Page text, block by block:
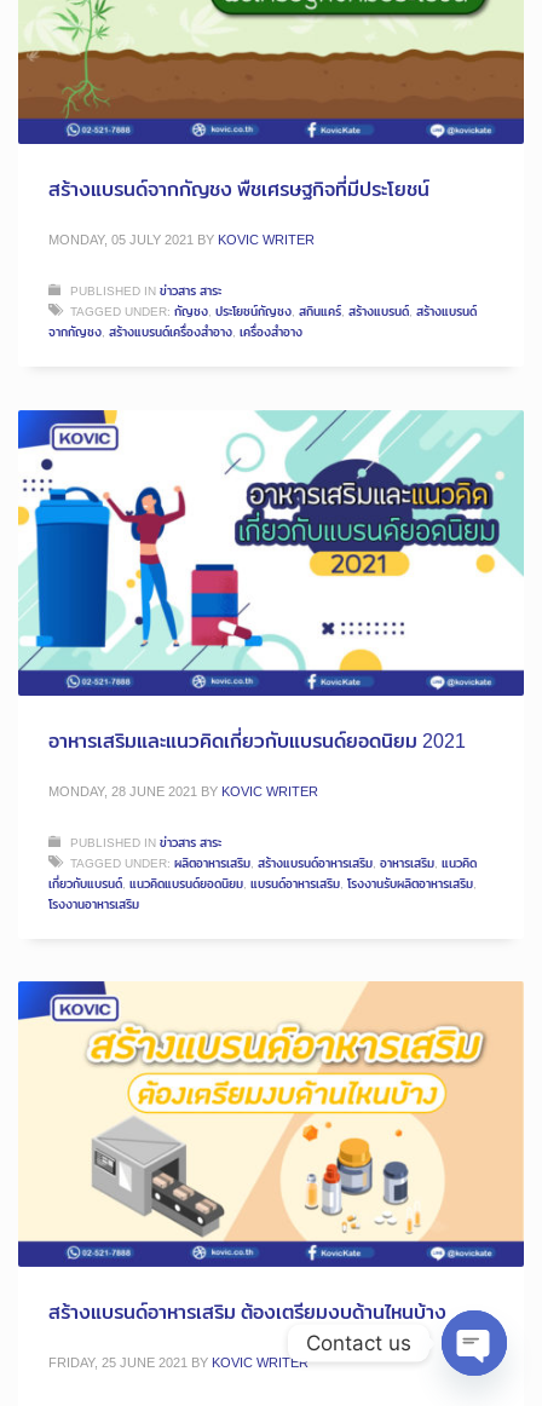
สร้างแบรนด์จากกัญชง พืชเศรษฐกิจที่มีประโยชน์
MONDAY, 05 JULY 2021 BY KOVIC WRITER
PUBLISHED INข่าวสาร สาระ
TAGGED UNDER: กัญชง, ประโยชน์กัญชง, สกินแคร์, สร้างแบรนด์, สร้างแบรนด์
จากกัญชง, สร้างแบรนด์เครื่องสำอาง, เครื่องสำอาง
อาหารเสริมและแนวคิดเกี่ยวกับแบรนด์ยอดนิยม 2021
MONDAY, 28 JUNE 2021 BY KOVIC WRITER
PUBLISHED INข่าวสาร สาระ
TAGGED UNDER: ผลิตอาหารเสริม, สร้างแบรนด์อาหารเสริม, อาหารเสริม, แนวคิด
เกี่ยวกับแบรนด์, แนวคิดแบรนด์ยอดนิยม, แบรนด์อาหารเสริม, โรงงานรับผลิตอาหารเสริม,
โรงงานอาหารเสริม
สร้างแบรนด์อาหารเสริม ต้องเตรียมงบด้านไหนบ้าง
FRIDAY, 25 JUNE 2021 BY KOVIC WRITER
Contact us